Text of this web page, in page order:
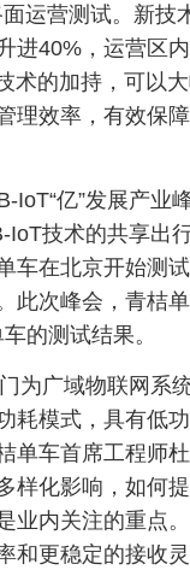
运营测试。新技
进40%，运营区
术的加持，可以
理效率，有效保
IoT“亿”发展产业
IoT技术的共享出
车在北京开始测
此次峰会，青桔
的测试结果。
为广域物联网系
耗模式，具有低
单车首席工程师
样化影响，如何
业内关注的重点
和更稳定的接收